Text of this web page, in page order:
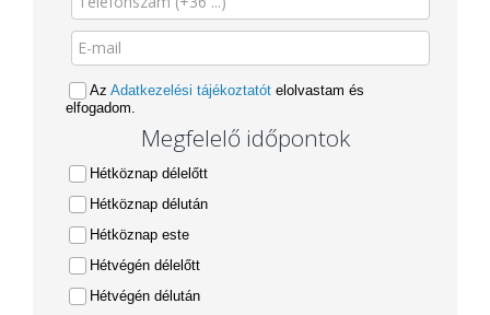
Az Adatkezelési tájékoztatót elolvastam és
elfogadom.
Megfelelő időpontok
Hétköznap délelőtt
Hétköznap délután
Hétköznap este
Hétvégén délelőtt
Hétvégén délután